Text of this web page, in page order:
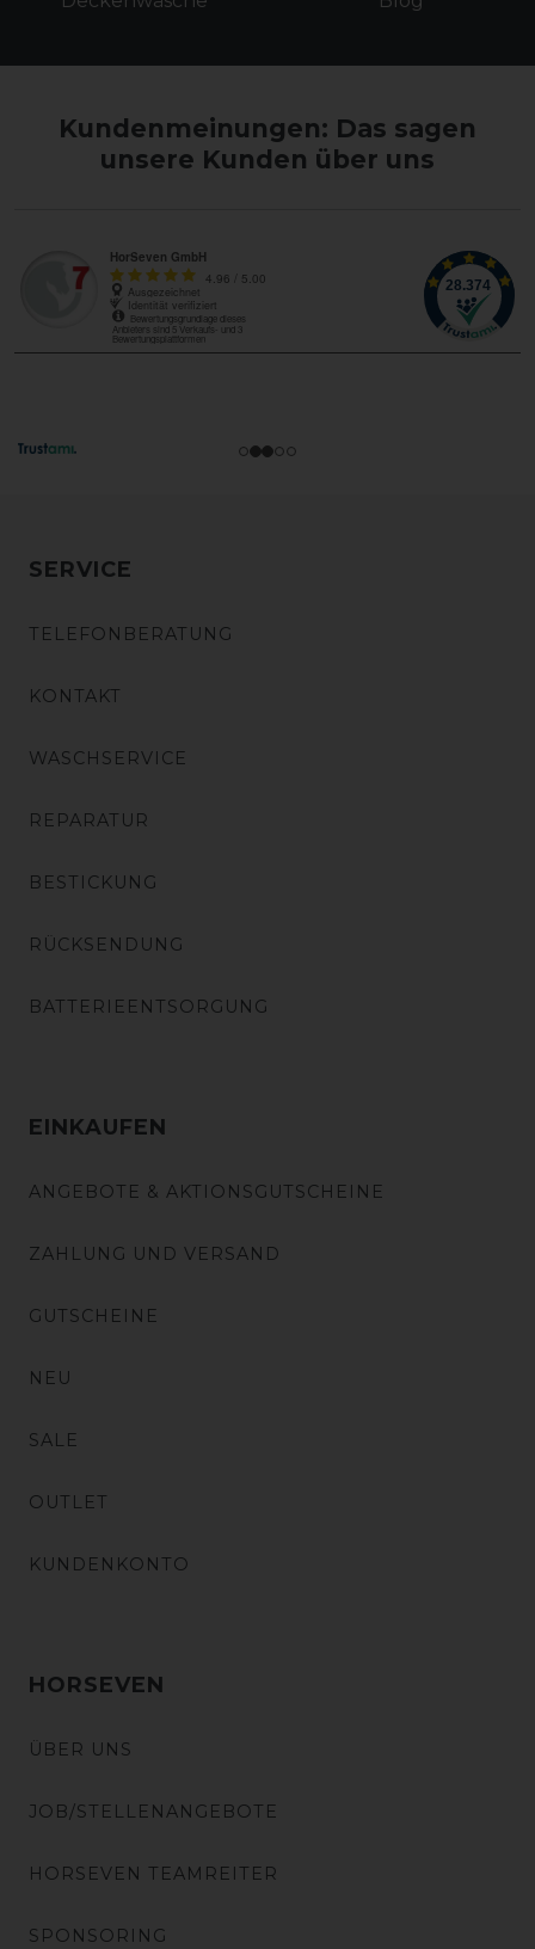
Kundenmeinungen: Das sagen
unsere Kunden über uns
SERVICE
TELEFONBERATUNG
KONTAKT
WASCHSERVICE
REPARATUR
BESTICKUNG
RÜCKSENDUNG
BATTERIEENTSORGUNG
EINKAUFEN
ANGEBOTE & AKTIONSGUTSCHEINE
ZAHLUNG UND VERSAND
GUTSCHEINE
NEU
SALE
OUTLET
KUNDENKONTO
HORSEVEN
ÜBER UNS
JOB/STELLENANGEBOTE
HORSEVEN TEAMREITER
SPONSORING